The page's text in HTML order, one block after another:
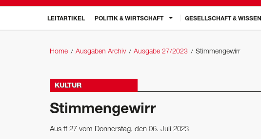
LEITARTIKEL POLITIK & WIRTSCHAFT GESELLSCHAFT & WISSEN
Home Ausgaben Archiv Ausgabe 27/2023 Stimmengewirr
KULTUR
Stimmengewirr
Aus ff 27 vom Donnerstag, den 06. Juli 2023